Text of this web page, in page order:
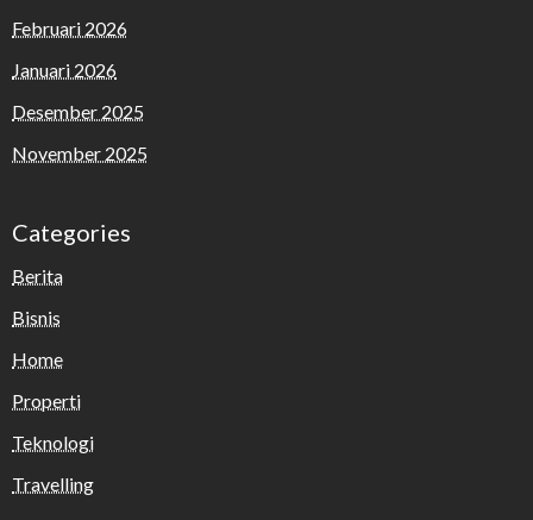
Februari 2026
Januari 2026
Desember 2025
November 2025
Categories
Berita
Bisnis
Home
Properti
Teknologi
Travelling